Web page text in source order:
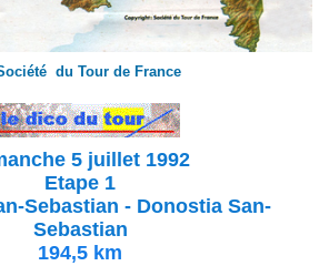
du Tour de France
5 juillet 1992
Etape 1
Sebastian - Donostia San-
Sebastian
194,5 km